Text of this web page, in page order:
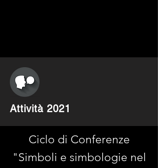
Attività 2021
Ciclo di Conferenze
"Simboli e simbologie nel